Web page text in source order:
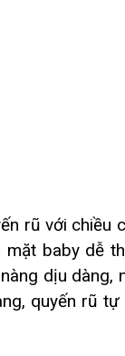
rũ với chiều
mặt baby dễ
dịu dàng,
quyến rũ tự